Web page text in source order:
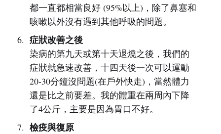
都一直都相當良好 (95%以上)，除了鼻塞和
咳嗽以外沒有遇到其他呼吸的問題。
症狀改善之後
染病的第九天或第十天退燒之後，我們的
症狀就急速改善，十四天後一次可以運動
20-30分鐘沒問題(在戶外快走)，當然體力
還是比之前要差。我的體重在兩周內下降
了4公斤，主要是因為胃口不好。
檢疫與復原